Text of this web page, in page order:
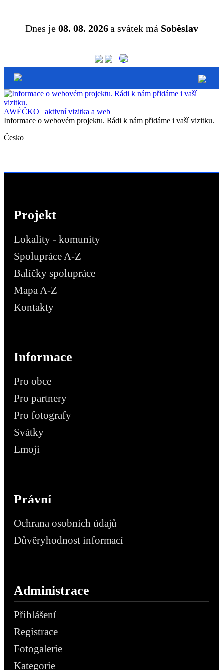
Dnes je 08. 08. 2026a svátek má Soběslav
AWÉČKO | aktivní vizitka a web
Informace o webovém projektu. Rádi k nám přidáme i vaší vizitku.
Česko
Projekt
Lokality - komunity
Spolupráce A-Z
Balíčky spolupráce
Mapa A-Z
Kontakty
Informace
Pro obce
Pro partnery
Pro fotografy
Svátky
Emoji
Právní
Ochrana osobních údajů
Důvěryhodnost informací
Administrace
Přihlášení
Registrace
Fotogalerie
Kategorie